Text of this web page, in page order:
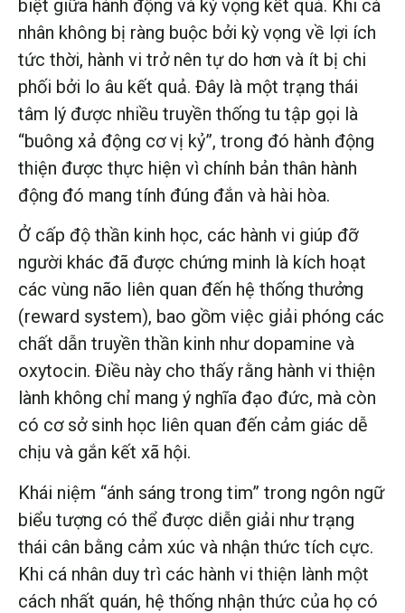
biệt giữa hành động và kỳ vọng kết quả. Khi cá
nhân không bị ràng buộc bởi kỳ vọng về lợi ích
tức thời, hành vi trở nên tự do hơn và ít bị chi
phối bởi lo âu kết quả. Đây là một trạng thái
tâm lý được nhiều truyền thống tu tập gọi là
“buông xả động cơ vị kỷ”, trong đó hành động
thiện được thực hiện vì chính bản thân hành
động đó mang tính đúng đắn và hài hòa.
Ở cấp độ thần kinh học, các hành vi giúp đỡ
người khác đã được chứng minh là kích hoạt
các vùng não liên quan đến hệ thống thưởng
(reward system), bao gồm việc giải phóng các
chất dẫn truyền thần kinh như dopamine và
oxytocin. Điều này cho thấy rằng hành vi thiện
lành không chỉ mang ý nghĩa đạo đức, mà còn
có cơ sở sinh học liên quan đến cảm giác dễ
chịu và gắn kết xã hội.
Khái niệm “ánh sáng trong tim” trong ngôn ngữ
biểu tượng có thể được diễn giải như trạng
thái cân bằng cảm xúc và nhận thức tích cực.
Khi cá nhân duy trì các hành vi thiện lành một
cách nhất quán, hệ thống nhận thức của họ có